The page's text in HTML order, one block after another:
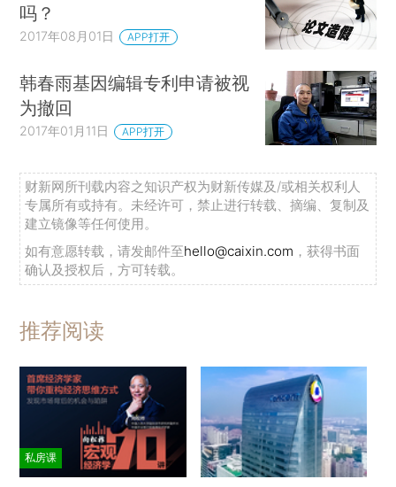
吗？
2017年08月01日 APP打开
韩春雨基因编辑专利申请被视
为撤回
2017年01月11日 APP打开
财新网所刊载内容之知识产权为财新传媒及/或相关权利人
专属所有或持有。未经许可，禁止进行转载、摘编、复制及
建立镜像等任何使用。
如有意愿转载，请发邮件至hello@caixin.com ，获得书面
确认及授权后，方可转载。
推荐阅读
私房课